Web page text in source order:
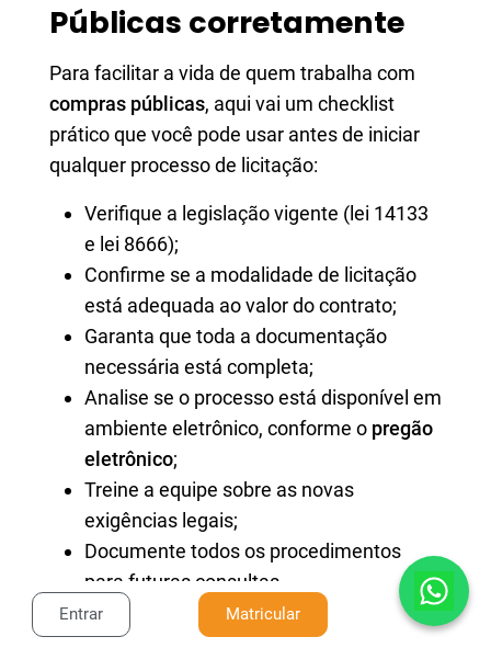
Públicas corretamente
Para facilitar a vida de quem trabalha com
compras públicas, aqui vai um checklist
prático que você pode usar antes de iniciar
qualquer processo de licitação:
Verifique a legislação vigente (lei 14133
e lei 8666);
Confirme se a modalidade de licitação
está adequada ao valor do contrato;
Garanta que toda a documentação
necessária está completa;
Analise se o processo está disponível em
ambiente eletrônico, conforme o pregão
eletrônico;
Treine a equipe sobre as novas
exigências legais;
Documente todos os procedimentos
para futuras consultas.
Seguir esse checklist pode evitar muitos
Entrar Matricular